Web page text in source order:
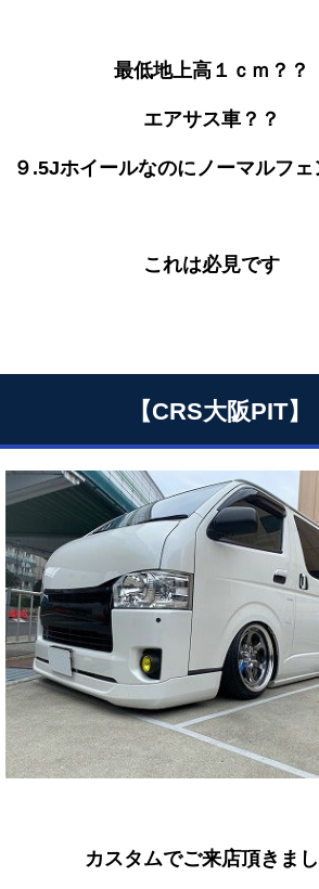
最低地上高１ｃｍ？？
エアサス車？？
９.5Jホイールなのにノーマルフ
これは必見です
【CRS大阪PIT】
カスタムでご来店頂きま